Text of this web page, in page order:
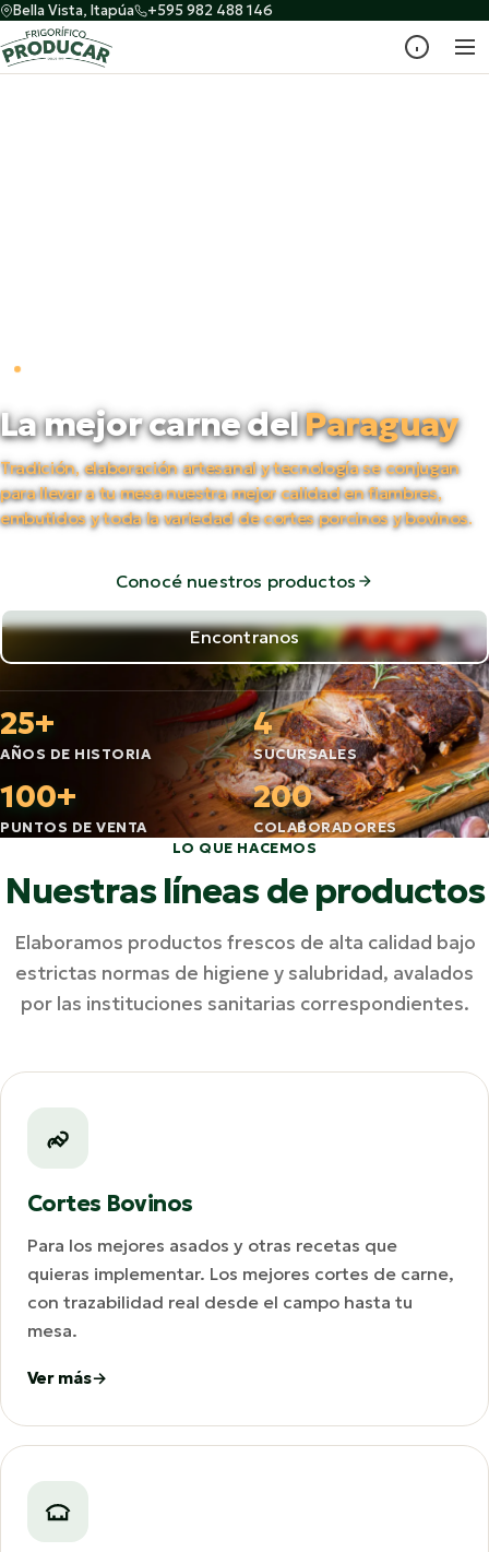
Bella Vista, Itapúa +595 982 488 146
La mejor carne delParaguay
Tradición, elaboración artesanal y tecnología se conjugan
para llevar a tu mesa nuestra mejor calidad en fiambres,
embutidos y toda la variedad de cortes porcinos y bovinos.
Conocé nuestros productos
Encontranos
25+
AÑOS DE HISTORIA
4
SUCURSALES
100+
PUNTOS DE VENTA
200
COLABORADORES
LO QUE HACEMOS
Nuestras líneas de productos
Elaboramos productos frescos de alta calidad bajo
estrictas normas de higiene y salubridad, avalados
por las instituciones sanitarias correspondientes.
Cortes Bovinos
Para los mejores asados y otras recetas que
quieras implementar. Los mejores cortes de carne,
con trazabilidad real desde el campo hasta tu
mesa.
Ver más